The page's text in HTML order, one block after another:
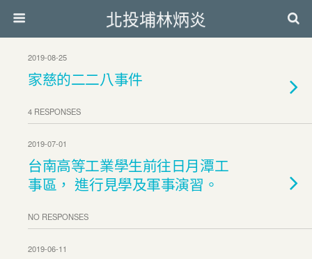
北投埔林炳炎
2019-08-25
家慈的二二八事件
4 RESPONSES
2019-07-01
台南高等工業學生前往日月潭工
事區， 進行見學及軍事演習。
NO RESPONSES
2019-06-11